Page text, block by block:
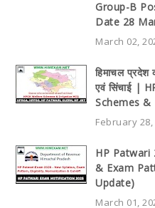
Group-B
Date 28
March 02,
हिमाचल प्रदेश
एवं सिंचाई |
Schemes
February 28,
HP Patwari
& Exam
Update)
March 01,